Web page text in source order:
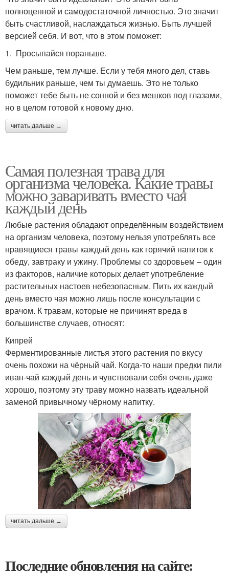
полноценной и самодостаточной личностью. Это значит
быть счастливой, наслаждаться жизнью. Быть лучшей
версией себя. И вот, что в этом поможет:
1. Просыпайся пораньше.
Чем раньше, тем лучше. Если у тебя много дел, ставь
будильник раньше, чем ты думаешь. Это не только
поможет тебе быть не сонной и без мешков под глазами,
но в целом готовой к новому дню.
читать дальше →
Самая полезная трава для
организма человека. Какие травы
можно заваривать вместо чая
каждый день
Любые растения обладают определённым воздействием
на организм человека, поэтому нельзя употреблять все
нравящиеся травы каждый день как горячий напиток к
обеду, завтраку и ужину. Проблемы со здоровьем – один
из факторов, наличие которых делает употребление
растительных настоев небезопасным. Пить их каждый
день вместо чая можно лишь после консультации с
врачом. К травам, которые не причинят вреда в
большинстве случаев, относят:
Кипрей
Ферментированные листья этого растения по вкусу
очень похожи на чёрный чай. Когда-то наши предки пили
иван-чай каждый день и чувствовали себя очень даже
хорошо, поэтому эту траву можно назвать идеальной
заменой привычному чёрному напитку.
читать дальше →
Последние обновления на сайте: